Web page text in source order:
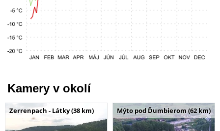
Kamery v okolí
Zerrenpach - Látky (38 km) Mýto pod Ďumbierom (62 km)